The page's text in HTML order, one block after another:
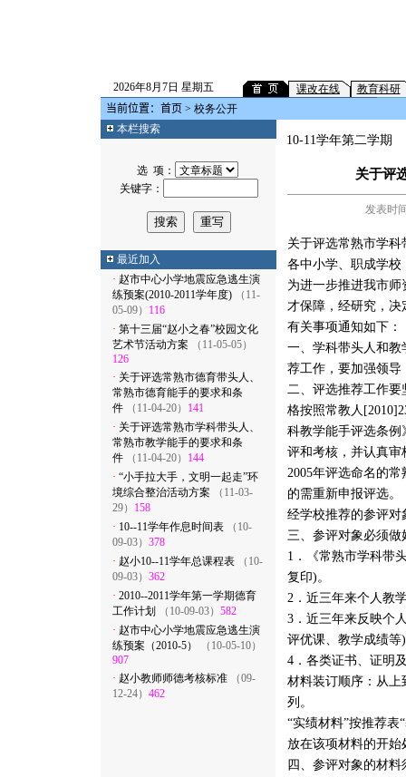
2026年8月7日 星期五 课改在线
教育科研
当前位置： 首页 > 校务公开
本栏搜索
选 项：
关键字：
最近加入
· 赵市中心小学地震应急逃生演
练预案(2010-2011学年度)
（11-
05-09） 116
· 第十三届“赵小之春”校园文化
艺术节活动方案
（11-05-05）
126
· 关于评选常熟市德育带头人、
常熟市德育能手的要求和条
件
（11-04-20） 141
· 关于评选常熟市学科带头人、
常熟市教学能手的要求和条
件
（11-04-20） 144
· “小手拉大手，文明一起走”环
境综合整治活动方案
（11-03-
29） 158
· 10--11学年作息时间表
（10-
09-03） 378
· 赵小10--11学年总课程表
（10-
09-03） 362
· 2010--2011学年第一学期德育
工作计划
（10-09-03） 582
· 赵市中心小学地震应急逃生演
练预案（2010-5）
（10-05-10）
907
· 赵小教师师德考核标准
（09-
12-24） 462
10-11学年第二学期
关于评
发表时
关于评选常熟市学
各中小学、职成学校
为进一步推进我市
才保障，经研究，
有关事项通知如下：
一、学科带头人和
荐工作，要加强领
二、评选推荐工作
格按照常教人
科教学能手评选条
评和考核，并认真审
2005年评选命名的
的需重新申报评选。
经学校推荐的参评对
三、参评对象必须做
1．《常熟市学科带
复印)。
2．近三年来个人教
3．近三年来反映个
评优课、教学成绩等
4．各类证书、证明
材料装订顺序：从
列。
“实绩材料”按推荐表
放在该项材料的开始
四、参评对象的材